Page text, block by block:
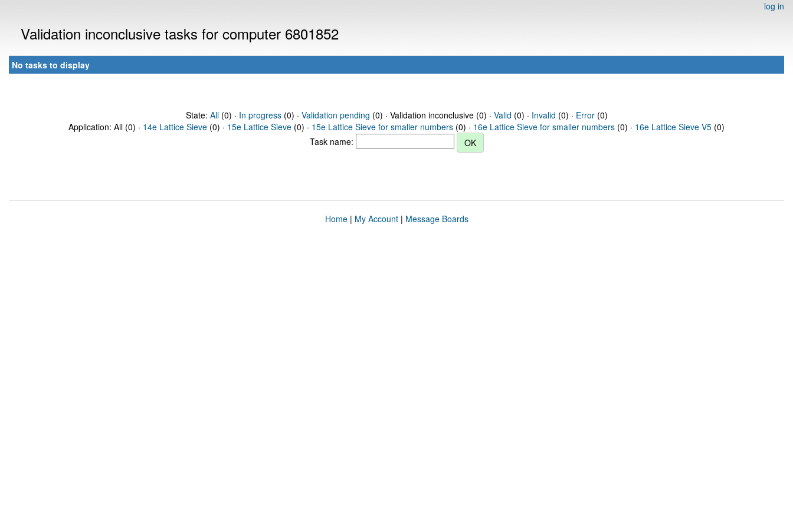
log in
Validation inconclusive tasks for computer 6801852
No tasks to display
State: All(0) · In progress(0) · Validation pending (0) · Validation inconclusive (0) · Valid (0) · Invalid (0) · Error(0)
Application: All (0) · 14e Lattice Sieve (0) · 15e Lattice Sieve (0) · 15e Lattice Sieve for smaller numbers (0) · 16e Lattice Sieve for smaller numbers (0) · 16e Lattice Sieve V5 (0)
Task name:
Home| My Account| Message Boards